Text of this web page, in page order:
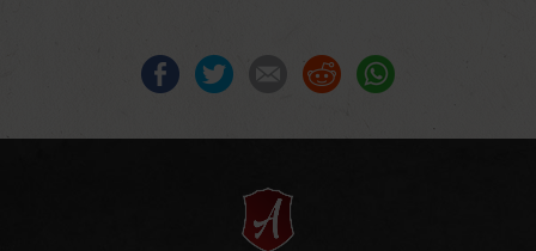
Facebook E-mail Reddit